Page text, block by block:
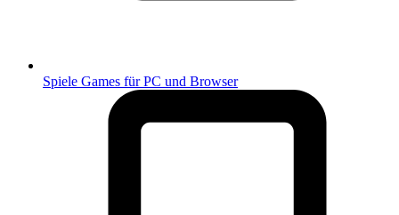
Spiele Games für PC und Browser